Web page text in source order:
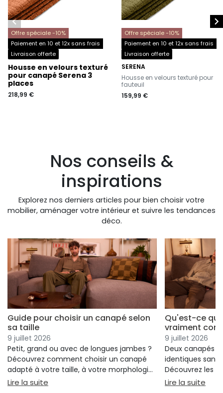
Offre spéciale -10%
Paiement en 10 et 12x sans frais
Livraison offerte
Housse en velours texturé
pour canapé Serena 3
places
218,99 €
Offre spéciale -10%
Paiement en 10 et 12x sans frais
Livraison offerte
SERENA
-
Housse en velours texturé pour
fauteuil
159,99 €
 
Nos conseils &
inspirations
Explorez nos derniers articles pour bien choisir votre
mobilier, aménager votre intérieur et suivre les tendances
déco.
Guide pour choisir un canapé selon
sa taille
9 juillet 2026
Petit, grand ou avec de longues jambes ?
Découvrez comment choisir un canapé
adapté à votre taille, à votre morphologie
et à votre confort.
Lire la suite : Guide pour choisir un canapé selon sa taille
Qu'est-ce qui
vraiment
9 juillet 2026
Deux canapés
identiques
Découvrez les
réellement
Lire la suite